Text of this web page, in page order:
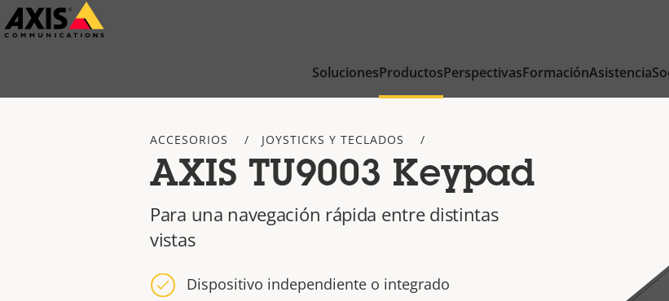
Saltar
al
SolucionesProductosPerspectivasFormaciónAsistencia
ACCESORIOS JOYSTICKS Y TECLADOS
AXIS TU9003 Keypad
Para una navegación rápida entre distintas
vistas
Dispositivo independiente o integrado